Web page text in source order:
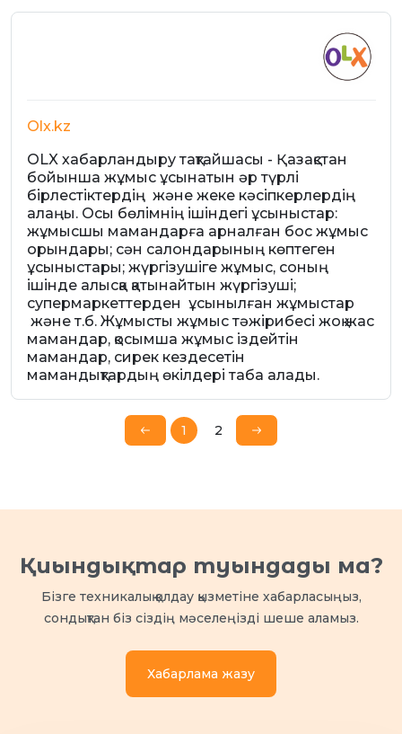
Olx.kz
OLX хабарландыру тақтайшасы - Қазақстан
бойынша жұмыс ұсынатын әр түрлі
бірлестіктердің және жеке кәсіпкерлердің
алаңы. Осы бөлімнің ішіндегі ұсыныстар:
жұмысшы мамандарға арналған бос жұмыс
орындары; сән салондарының көптеген
ұсыныстары; жүргізушіге жұмыс, соның
ішінде алысқа қатынайтын жүргізуші;
супермаркеттерден ұсынылған жұмыстар
және т.б. Жұмысты жұмыс тәжірибесі жоқ жас
мамандар, қосымша жұмыс іздейтін
мамандар, сирек кездесетін
мамандықтардың өкілдері таба алады.
1 2
Қиындықтар туындады ма?
Бізге техникалық қолдау қызметіне хабарласыңыз,
сондықтан біз сіздің мәселеңізді шеше аламыз.
Хабарлама жазу